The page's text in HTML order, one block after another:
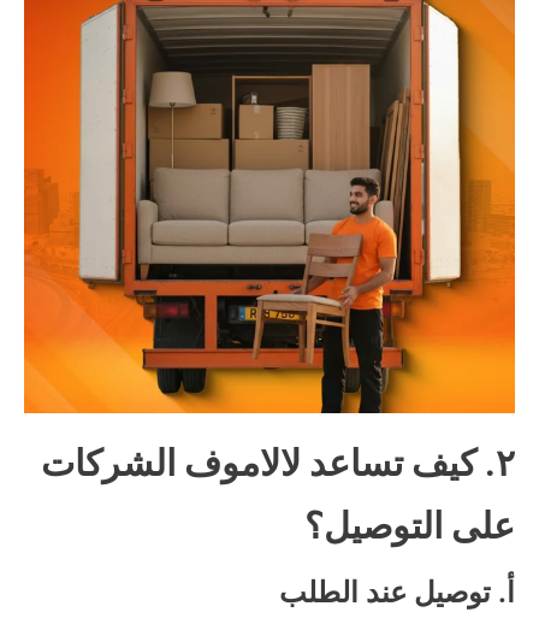
٢. كيف تساعد لالاموف الشركات
على التوصيل؟
أ. توصيل عند الطلب